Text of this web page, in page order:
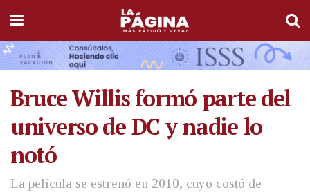
Bruce Willis formó parte del
universo de DC y nadie lo
notó
La película se estrenó en 2010, cuyo costó de